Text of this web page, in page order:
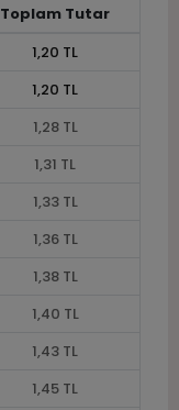
Toplam Tutar
1,20 TL
1,20 TL
1,28 TL
1,31 TL
1,33 TL
1,36 TL
1,38 TL
1,40 TL
1,43 TL
1,45 TL